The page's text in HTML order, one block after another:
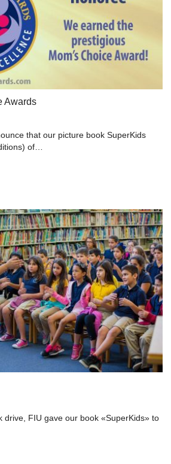
Awards
that our picture book SuperKids
of…
drive, FIU gave our book «SuperKids» to